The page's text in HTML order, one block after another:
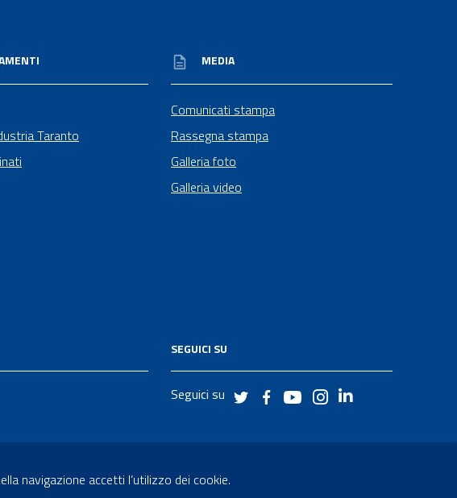
Taranto
MEDIA
Comunicati stampa
Rassegna stampa
Galleria foto
Galleria video
SEGUICI SU
Seguici su
navigazione accetti l’utilizzo dei cookie.